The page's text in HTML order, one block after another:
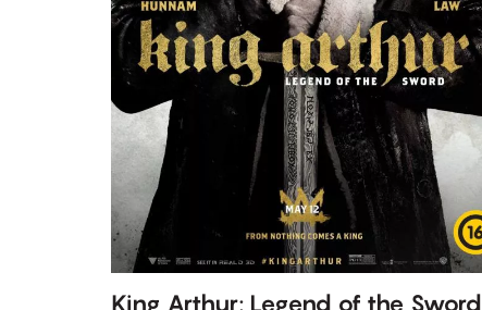
King Arthur: Legend of the Sword